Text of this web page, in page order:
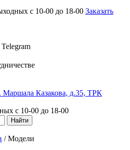
с 10-00 до 18-00 Заказать
Маршала Казакова, д.35, ТРК
с 10-00 до 18-00
/Модели